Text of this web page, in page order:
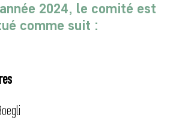
2024, le comité est
comme suit :